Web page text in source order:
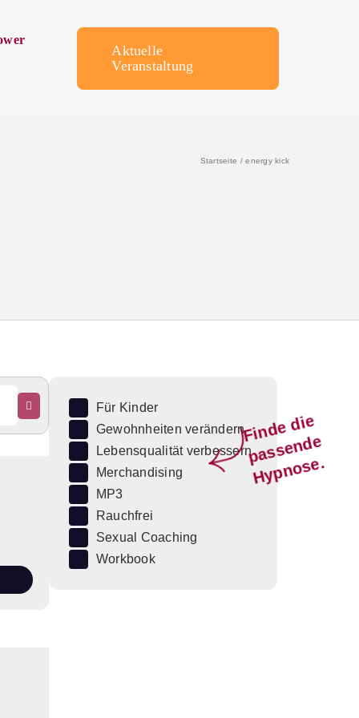
Aktuelle
Veranstaltung
Startseite energy kick
Fi
n
d
e
di
e
p
a
s
s
e
n
d
e
H
y
p
n
o
s
e.
Für Kinder
Gewohnheiten verändern
Lebensqualität verbessern
Merchandising
MP3
Rauchfrei
Sexual Coaching
Workbook